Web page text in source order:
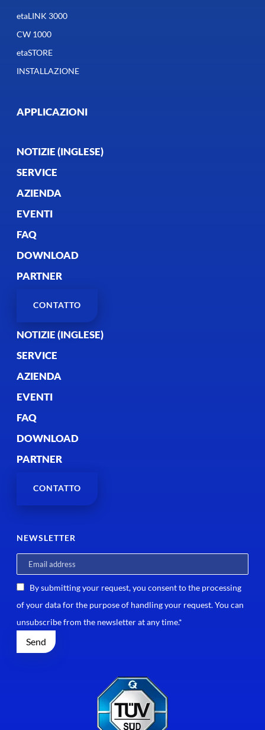
etaLINK 3000
CW 1000
etaSTORE
INSTALLAZIONE
APPLICAZIONI
NOTIZIE (INGLESE)
SERVICE
AZIENDA
EVENTI
FAQ
DOWNLOAD
PARTNER
CONTATTO
NOTIZIE (INGLESE)
SERVICE
AZIENDA
EVENTI
FAQ
DOWNLOAD
PARTNER
CONTATTO
NEWSLETTER
By submitting your request, you consent to the processing
of your data for the purpose of handling your request. You can
unsubscribe from the newsletter at any time.*